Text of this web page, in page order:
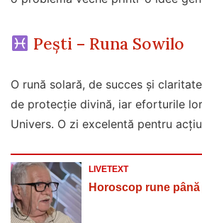
Pești – Runa Sowilo
O rună solară, de succes și
de protecție divină, iar eforturile
Univers. O zi excelentă pentru
LIVETEXT
Horoscop rune până